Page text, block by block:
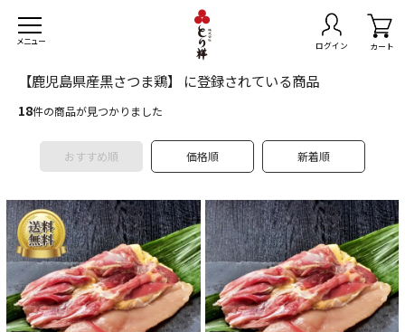
メニュー ログイン カート
セット
料
セット
【鹿児島県産黒さつま鶏】 に登録されている商品
18件の商品が見つかりました
おすすめ順 価格順 新着順